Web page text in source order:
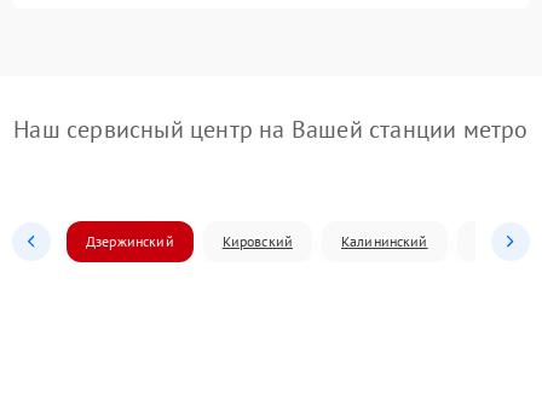
Наш сервисный центр на Вашей станции метро
Дзержинский Кировский Калининский